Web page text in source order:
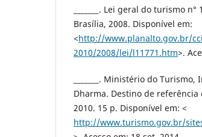
_______. Lei geral do turismo
Brasília, 2008. Disponível em:
<http://www.planalto.gov.br/
2010/2008/lei/l11771.htm>.
_______. Ministério do
Dharma. Destino de
2010. 15 p. Disponível em: <
http://www.turismo.gov.br/